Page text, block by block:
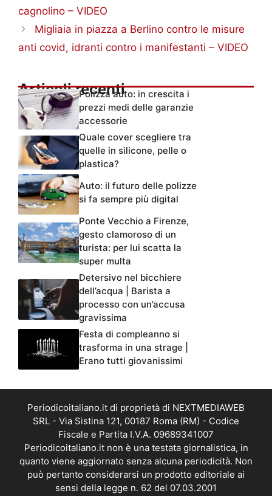
cagnolino – VIDEO
Migliaia in piazza a Berlino contro le misure
anti covid, idranti contro i manifestanti – VIDEO
Articoli recentiPolizza auto: in crescita i
prezzi medi delle garanzie
accessorie
Quale cover scegliere tra
quelle in silicone, pelle o
plastica?
Auto: il futuro delle polizze
si fa sempre più digital
Ponte Vecchio a Firenze,
gesto clamoroso di un
turista: per lui scatta la
super multa
Detersivo nel bicchiere
dell’acqua | Barista a
processo con un’accusa
gravissima
Festa di compleanno si
trasforma in una strage |
Erano tutti giovanissimi
Periodicoitaliano.it di proprietà di NEXTMEDIAWEB
SRL - Via Sistina 121, 00187 Roma (RM) - Codice
Fiscale e Partita I.V.A. 09689341007
Periodicoitaliano.it non è una testata giornalistica, in
quanto viene aggiornato senza alcuna periodicità. Non
può pertanto considerarsi un prodotto editoriale ai
sensi della legge n. 62 del 07.03.2001